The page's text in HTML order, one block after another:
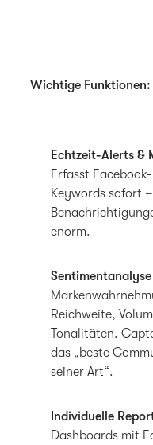
Wichtige Funktionen:
Echtzeit-Alerts &
Erfasst
Keywords sofort
enorm.
Reichweite,
Tonalitäten.
das „beste
seiner Art“.
Individuelle
Dashboards mit